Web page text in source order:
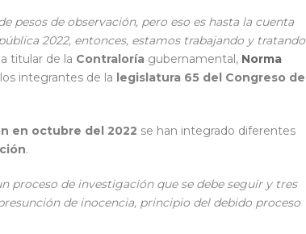
pesos de observación, pero eso es hasta la cuenta
2022, entonces, estamos trabajando y tratando
titular de la Contraloría gubernamental, Norma
integrantes de la legislatura 65 del Congreso de
en octubre del 2022 se han integrado diferentes
.
proceso de investigación que se debe seguir y tres
de inocencia, principio del debido proceso